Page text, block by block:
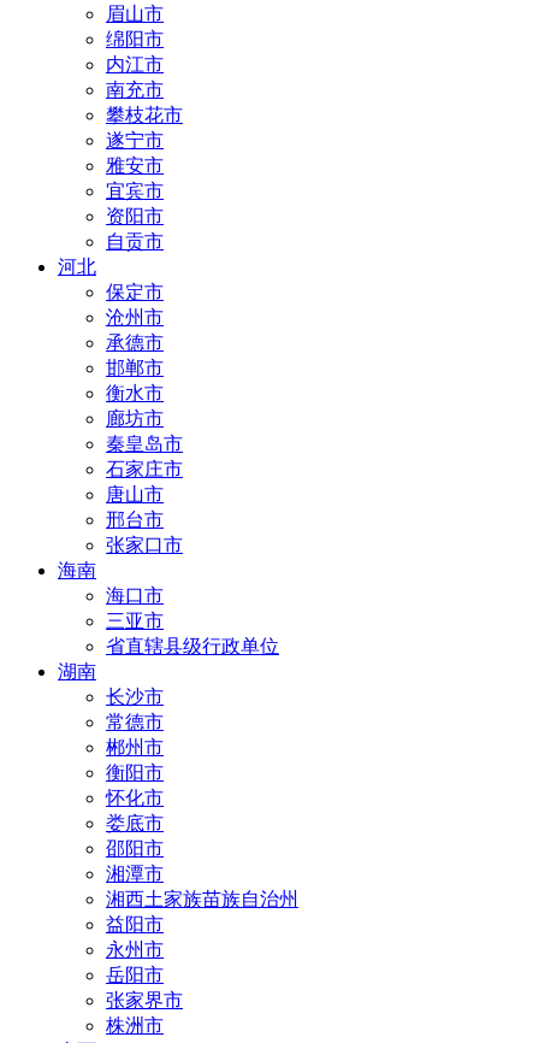
眉山市
绵阳市
内江市
南充市
攀枝花市
遂宁市
雅安市
宜宾市
资阳市
自贡市
河北
保定市
沧州市
承德市
邯郸市
衡水市
廊坊市
秦皇岛市
石家庄市
唐山市
邢台市
张家口市
海南
海口市
三亚市
省直辖县级行政单位
湖南
长沙市
常德市
郴州市
衡阳市
怀化市
娄底市
邵阳市
湘潭市
湘西土家族苗族自治州
益阳市
永州市
岳阳市
张家界市
株洲市